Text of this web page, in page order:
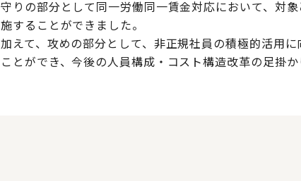
守りの部分として同一労働同一賃金対応において、対
施することができました。
加えて、攻めの部分として、非正規社員の積極的活用
ことができ、今後の人員構成・コスト構造改革の足掛